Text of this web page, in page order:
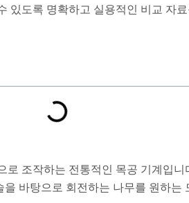
있도록 명확하고 실용적인 비교 자
조작하는 전통적인 목공 기계입니
바탕으로 회전하는 나무를 원하는